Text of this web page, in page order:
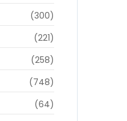
(300)
(221)
(258)
(748)
(64)